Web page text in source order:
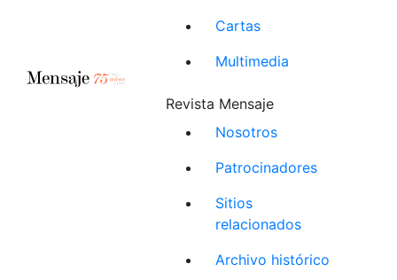
Cartas
Multimedia
Revista Mensaje
Nosotros
Patrocinadores
Sitios
relacionados
Archivo histórico